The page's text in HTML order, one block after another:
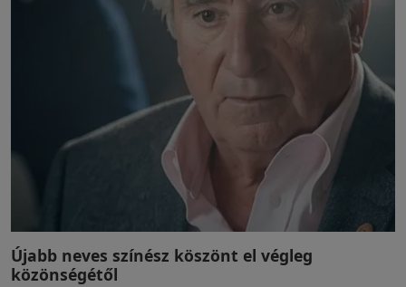
Újabb neves színész köszönt el végleg
közönségétől